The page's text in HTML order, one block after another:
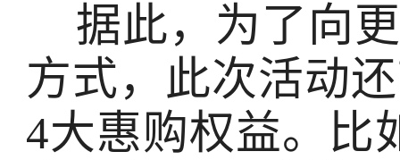
据此，为了向
方式，此次活动
4大惠购权益。比